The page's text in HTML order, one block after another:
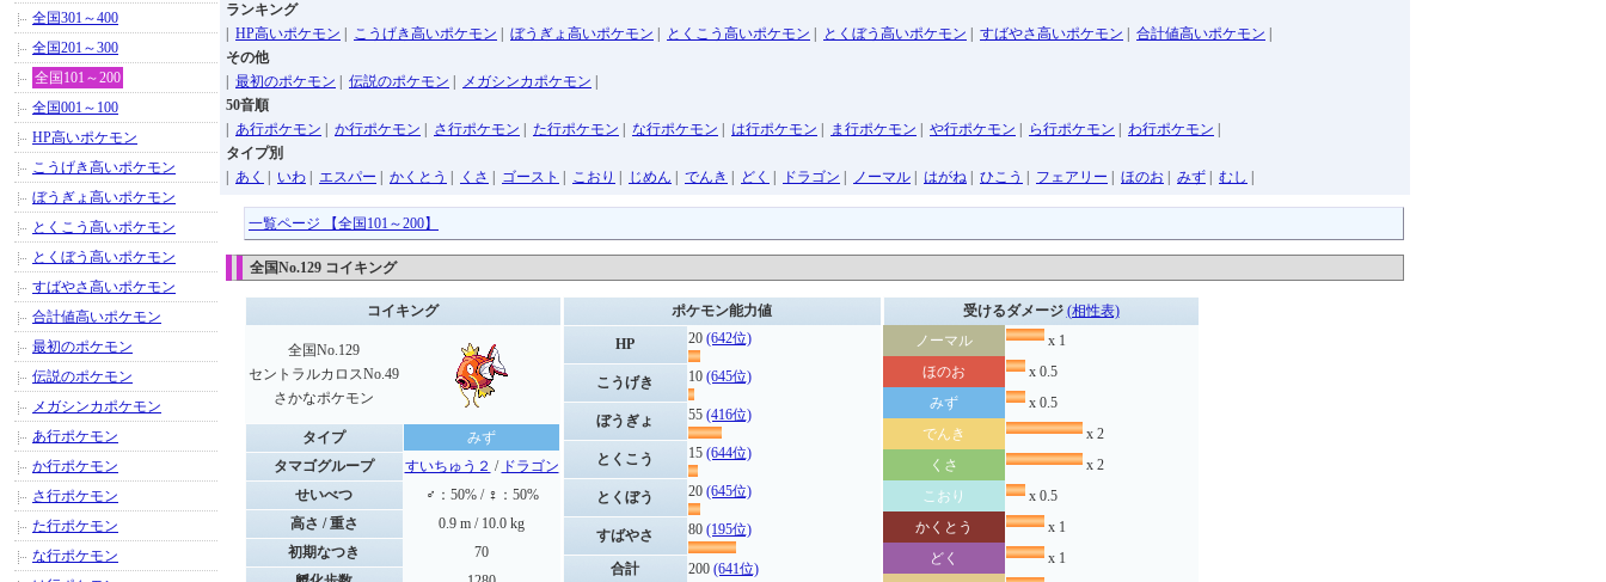
ランキング
HP高いポケモン こうげき高いポケモン ぼうぎょ高いポケモン とくこう高いポケモン とくぼう高いポケモン すばやさ高いポケモン 合計値高いポケモン
その他
最初のポケモン 伝説のポケモン メガシンカポケモン
50音順
あ行ポケモン か行ポケモン さ行ポケモン た行ポケモン な行ポケモン は行ポケモン ま行ポケモン や行ポケモン ら行ポケモン わ行ポケモン
タイプ別
あく いわ エスパー かくとう くさ ゴースト こおり じめん でんき どく ドラゴン ノーマル はがね ひこう フェアリー ほのお みず むし
一覧ページ 【全国101～200】
全国No.129 コイキング
コイキング
全国No.129
セントラルカロスNo.49
さかなポケモン
タイプ
みず
タマゴグループ
すいちゅう２ / ドラゴン
せいべつ
♂：50% / ♀：50%
高さ / 重さ
0.9 m / 10.0 kg
初期なつき
70
ポケモン能力値
HP
20 (642位)
こうげき 10 (645位)
ぼうぎょ 55 (416位)
とくこう 15 (644位)
とくぼう 20 (645位)
すばやさ 80 (195位)
合計 200 (641位)
受けるダメージ (相性表)
ノーマル
x 1
ほのお
x 0.5
みず
x 0.5
でんき
x 2
くさ
x 2
こおり
x 0.5
かくとう
x 1
どく
x 1
全国301～400
全国201～300
全国101～200
全国001～100
HP高いポケモン
こうげき高いポケモン
ぼうぎょ高いポケモン
とくこう高いポケモン
とくぼう高いポケモン
すばやさ高いポケモン
合計値高いポケモン
最初のポケモン
伝説のポケモン
メガシンカポケモン
あ行ポケモン
か行ポケモン
さ行ポケモン
た行ポケモン
な行ポケモン